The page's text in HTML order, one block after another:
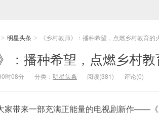
> 明星头条 > 《乡村教师》：播种希望，点燃乡村教育的
：播种希望，点燃乡村
时08分 分类： 明星头条 阅读(381) 评论(0)
家带来一部充满正能量的电视剧新作——《